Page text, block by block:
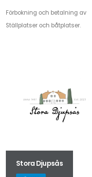
Förbokning och betalning av
Ställplatser och båtplatser.
Stora Djupsås